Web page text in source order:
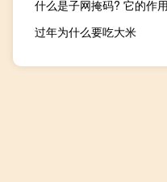
什么是子网掩码? 它的作
过年为什么要吃大米